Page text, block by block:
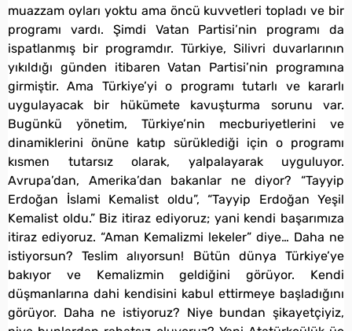
muazzam oyları yoktu ama öncü kuvvetleri topladı ve bir
programı vardı. Şimdi Vatan Partisi’nin programı da
ispatlanmış bir programdır. Türkiye, Silivri duvarlarının
yıkıldığı günden itibaren Vatan Partisi’nin programına
girmiştir. Ama Türkiye’yi o programı tutarlı ve kararlı
uygulayacak bir hükümete kavuşturma sorunu var.
Bugünkü yönetim, Türkiye’nin mecburiyetlerini ve
dinamiklerini önüne katıp sürüklediği için o programı
kısmen tutarsız olarak, yalpalayarak uyguluyor.
Avrupa’dan, Amerika’dan bakanlar ne diyor? “Tayyip
Erdoğan İslami Kemalist oldu”, “Tayyip Erdoğan Yeşil
Kemalist oldu.” Biz itiraz ediyoruz; yani kendi başarımıza
itiraz ediyoruz. “Aman Kemalizmi lekeler” diye… Daha ne
istiyorsun? Teslim alıyorsun! Bütün dünya Türkiye’ye
bakıyor ve Kemalizmin geldiğini görüyor. Kendi
düşmanlarına dahi kendisini kabul ettirmeye başladığını
görüyor. Daha ne istiyoruz? Niye bundan şikayetçiyiz,